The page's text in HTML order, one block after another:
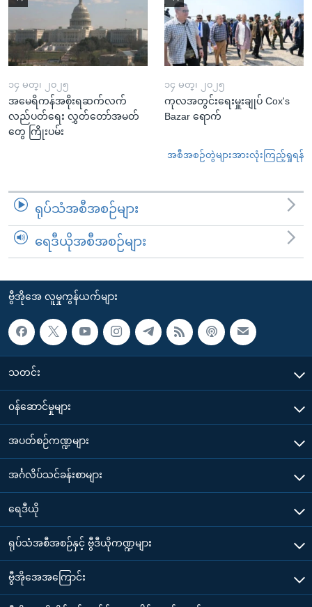
၁၄ မတ္၊ ၂၀၂၅
အမေရိကန်အစိုးရဆက်လက်
လည်ပတ်ရေး လွှတ်တော်အမတ်
တွေ ကြိုးပမ်း
၁၄ မတ္၊ ၂၀၂၅
ကုလအတွင်းရေးမှူးချုပ် Cox's
Bazar ရောက်
အစီအစဉ်တွဲများအားလုံးကြည့်ရှုရန်
ရုပ်သံအစီအစဉ်များ
ရေဒီယိုအစီအစဉ်များ
ဗွီအိုအေ လူမှုကွန်ယက်များ
သတင်း
၀န်ဆောင်မှုများ
အပတ်စဉ်ကဏ္ဍများ
အင်္ဂလိပ်သင်ခန်းစာများ
ရေဒီယို
ရုပ်သံအစီအစဉ်နှင့် ဗွီဒီယိုကဏ္ဍများ
ဗွီအိုအေအကြောင်း